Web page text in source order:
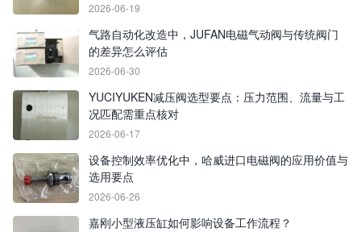
2026-06-19
气路自动化改造中，JUFAN电磁气动阀与传统阀门
的差异怎么评估
2026-06-30
YUCIYUKEN减压阀选型要点：压力范围、流量与工
况匹配需重点核对
2026-06-17
设备控制效率优化中，哈威进口电磁阀的应用价值与
选用要点
2026-06-26
嘉刚小型液压缸如何影响设备工作流程？